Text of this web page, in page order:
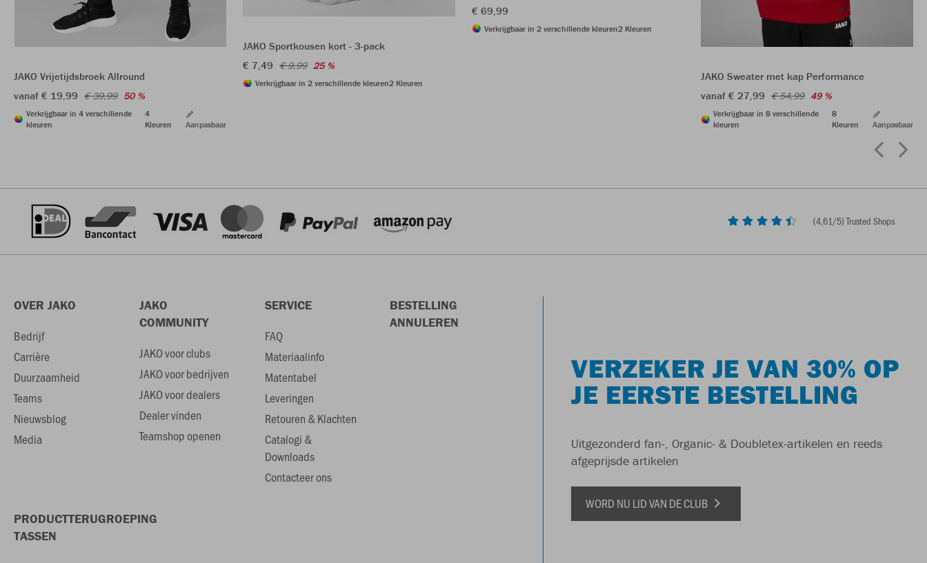
JAKO Vrijetijdsbroek Allround
vanaf € 19,99 € 39,99 50 %
Verkrijgbaar in 4 verschillende
kleuren
4
Kleuren
Aanpasbaar
JAKO Sportkousen kort - 3-pack
€ 7,49 € 9,99 25 %
Verkrijgbaar in 2 verschillende kleuren2 Kleuren
€ 69,99
Verkrijgbaar in 2 verschillende kleuren2 Kleuren
JAKO Sweater met kap Performance
vanaf € 27,99 € 54,99 49 %
Verkrijgbaar in 8 verschillende
kleuren
8
Kleuren
Aanpasbaar
(4,61/5) Trusted Shops
OVER JAKO
Bedrijf
Carrière
Duurzaamheid
Teams
Nieuwsblog
Media
JAKO
COMMUNITY
JAKO voor clubs
JAKO voor bedrijven
JAKO voor dealers
Dealer vinden
Teamshop openen
SERVICE
FAQ
Materiaalinfo
Matentabel
Leveringen
Retouren & Klachten
Catalogi &
Downloads
Contacteer ons
BESTELLING
ANNULEREN
PRODUCTTERUGROEPING
TASSEN
VERZEKER JE VAN 30% OP
JE EERSTE BESTELLING
Uitgezonderd fan-, Organic- & Doubletex-artikelen en reeds
afgeprijsde artikelen
WORD NU LID VAN DE CLUB